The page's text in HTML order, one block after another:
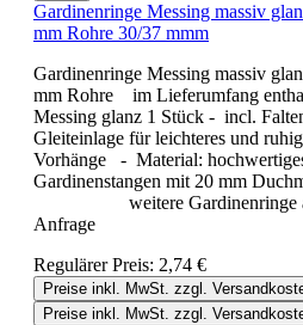
Gardinenringe Messing massiv
mm Rohre 30/37 mmm
Gardinenringe Messing massiv
mm Rohre im Lieferumfang
Messing glanz 1 Stück - incl.
Gleiteinlage für leichteres und
Vorhänge - Material:
Gardinenstangen mit 20 mm
weitere Gardinenringe aus
Anfrage
Regulärer Preis: 2,74 €
Preise inkl. MwSt. zzgl.
Preise inkl. MwSt. zzgl.